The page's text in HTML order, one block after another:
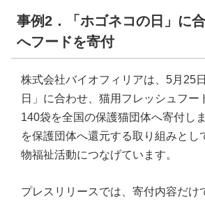
事例2．「ホゴネコの日」に
へフードを寄付
株式会社バイオフィリアは、5月25
日」に合わせ、猫用フレッシュフー
140袋を全国の保護猫団体へ寄付し
を保護団体へ還元する取り組みとし
物福祉活動につなげています。
プレスリリースでは、寄付内容だけ